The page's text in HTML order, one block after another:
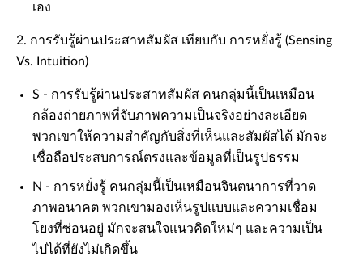
เอง
2. การรับรู้ผ่านประสาทสัมผัส เทียบกับ การหยั่งรู้ (Sensing
Vs. Intuition)
S - การรับรู้ผ่านประสาทสัมผัส คนกลุ่มนี้เป็นเหมือน
กล้องถ่ายภาพที่จับภาพความเป็นจริงอย่างละเอียด
พวกเขาให้ความสำคัญกับสิ่งที่เห็นและสัมผัสได้ มักจะ
เชื่อถือประสบการณ์ตรงและข้อมูลที่เป็นรูปธรรม
N - การหยั่งรู้ คนกลุ่มนี้เป็นเหมือนจินตนาการที่วาด
ภาพอนาคต พวกเขามองเห็นรูปแบบและความเชื่อม
โยงที่ซ่อนอยู่ มักจะสนใจแนวคิดใหม่ๆ และความเป็น
ไปได้ที่ยังไม่เกิดขึ้น